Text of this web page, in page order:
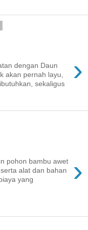
›
dengan Daun
akan pernah layu,
sekaligus
›
pohon bambu awet
alat dan bahan
yang